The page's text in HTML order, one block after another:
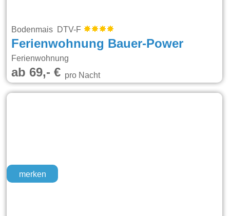
Bodenmais DTV-F
Ferienwohnung Bauer-Power
Ferienwohnung
ab 69,- €pro Nacht
merken